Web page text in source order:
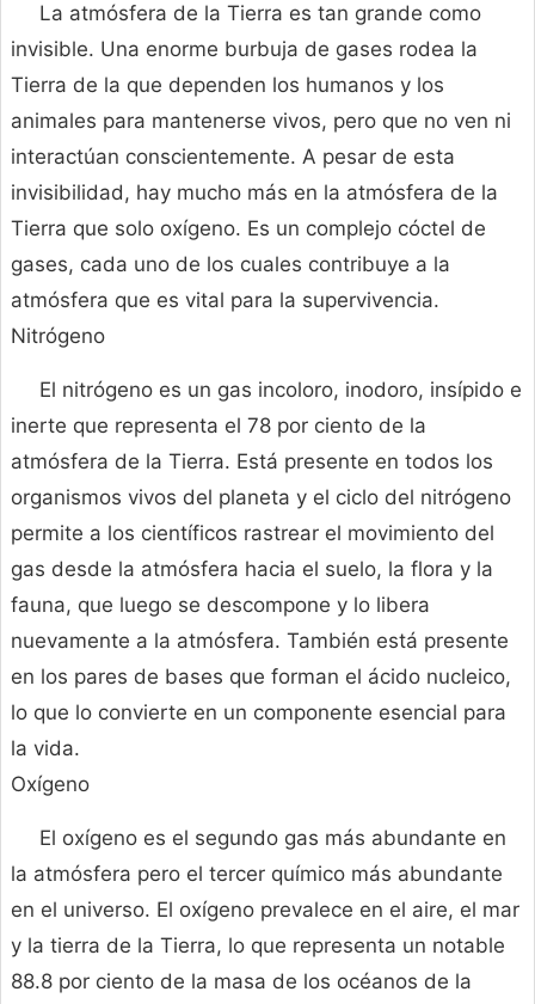
La atmósfera de la Tierra es tan grande como
invisible. Una enorme burbuja de gases rodea la
Tierra de la que dependen los humanos y los
animales para mantenerse vivos, pero que no ven ni
interactúan conscientemente. A pesar de esta
invisibilidad, hay mucho más en la atmósfera de la
Tierra que solo oxígeno. Es un complejo cóctel de
gases, cada uno de los cuales contribuye a la
atmósfera que es vital para la supervivencia.
Nitrógeno
El nitrógeno es un gas incoloro, inodoro, insípido e
inerte que representa el 78 por ciento de la
atmósfera de la Tierra. Está presente en todos los
organismos vivos del planeta y el ciclo del nitrógeno
permite a los científicos rastrear el movimiento del
gas desde la atmósfera hacia el suelo, la flora y la
fauna, que luego se descompone y lo libera
nuevamente a la atmósfera. También está presente
en los pares de bases que forman el ácido nucleico,
lo que lo convierte en un componente esencial para
la vida.
Oxígeno
El oxígeno es el segundo gas más abundante en
la atmósfera pero el tercer químico más abundante
en el universo. El oxígeno prevalece en el aire, el mar
y la tierra de la Tierra, lo que representa un notable
88.8 por ciento de la masa de los océanos de la